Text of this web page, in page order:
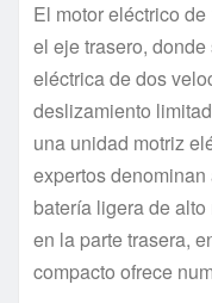
El motor eléctrico
el eje trasero,
eléctrica de dos
deslizamiento
una unidad motriz
expertos
batería ligera de
en la parte trasera,
compacto ofrece